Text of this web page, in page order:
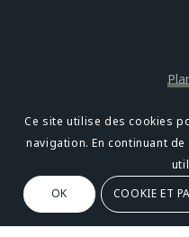
Oméni2, avenue
Ce site utilise des cookies
navigation. En continuant
OK
COOKIE ET